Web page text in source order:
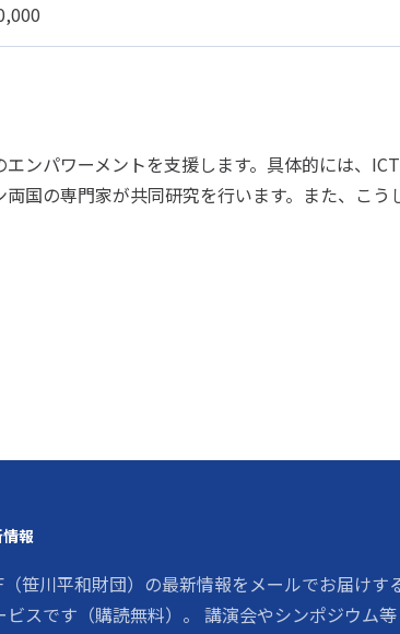
ンパワーメントを支援します。具体的には、
国の専門家が共同研究を行います。また、こ
報
（笹川平和財団）の最新情報をメールでお届けす
ビスです（購読無料）。 講演会やシンポジウム等